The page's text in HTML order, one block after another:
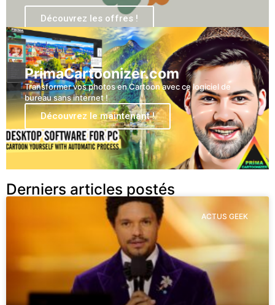
Découvrez les offres !
PrimaCartoonizer.com
Transformer vos photos en Cartoon avec ce logiciel de
bureau sans internet !
Découvrez le maintenant !
Derniers articles postés
ACTUS GEEK